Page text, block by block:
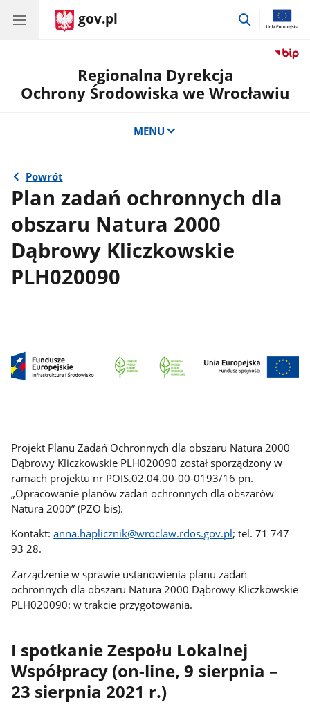
gov.pl
przejdź
Regionalna Dyrekcja
Ochrony Środowiska we Wrocławiu
MENU
Powrót
Plan zadań ochronnych dla
obszaru Natura 2000
Dąbrowy Kliczkowskie
PLH020090
Projekt Planu Zadań Ochronnych dla obszaru Natura 2000
Dąbrowy Kliczkowskie PLH020090 został sporządzony w
ramach projektu nr POIS.02.04.00-00-0193/16 pn.
„Opracowanie planów zadań ochronnych dla obszarów
Natura 2000” (PZO bis).
Kontakt:anna.haplicznik@wroclaw.rdos.gov.pl; tel. 71 747
93 28.
Zarządzenie w sprawie ustanowienia planu zadań
ochronnych dla obszaru Natura 2000 Dąbrowy Kliczkowskie
PLH020090: w trakcie przygotowania.
I spotkanie Zespołu Lokalnej
Współpracy (on-line, 9 sierpnia –
23 sierpnia 2021 r.)